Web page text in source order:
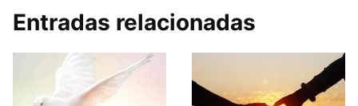
Entradas relacionadas